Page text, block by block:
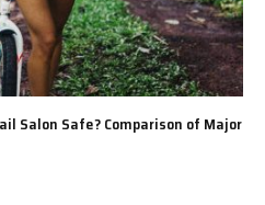
Salon Safe? Comparison of Major